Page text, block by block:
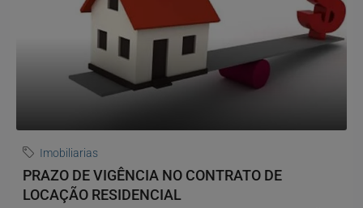
Imobiliarias
PRAZO DE VIGÊNCIA NO CONTRATO DE
LOCAÇÃO RESIDENCIAL